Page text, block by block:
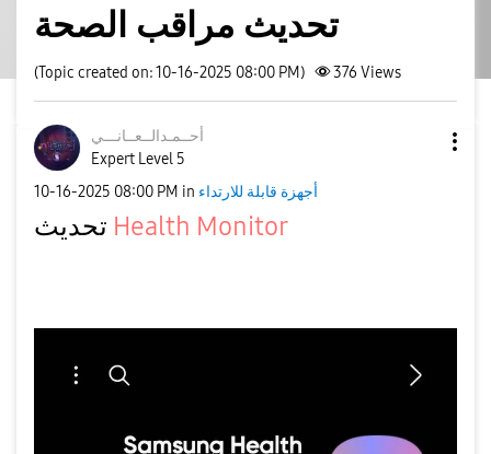
تحديث مراقب الصحة
(Topic created on: 10-16-2025 08:00 PM) 376 Views
أحــمـدالــعــانـــي
Expert Level 5
‎10-16-2025 08:00 PM in أجهزة قابلة للارتداء
Health Monitor